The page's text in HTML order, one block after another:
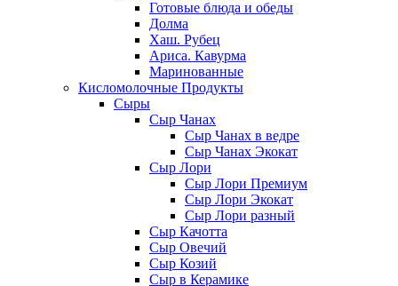
Готовые блюда и обеды
Долма
Хаш. Рубец
Ариса. Кавурма
Маринованные
Кисломолочные Продукты
Сыры
Сыр Чанах
Сыр Чанах в ведре
Сыр Чанах Экокат
Сыр Лори
Сыр Лори Премиум
Сыр Лори Экокат
Сыр Лори разный
Сыр Качотта
Сыр Овечий
Сыр Козий
Сыр в Керамике